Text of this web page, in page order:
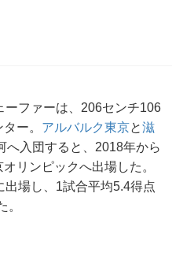
ファーは、206センチ106
ー。 アルバルク東京と滋
へ入団すると、2018年から
リンピックへ出場した。
場し、1試合平均5.4得点
。